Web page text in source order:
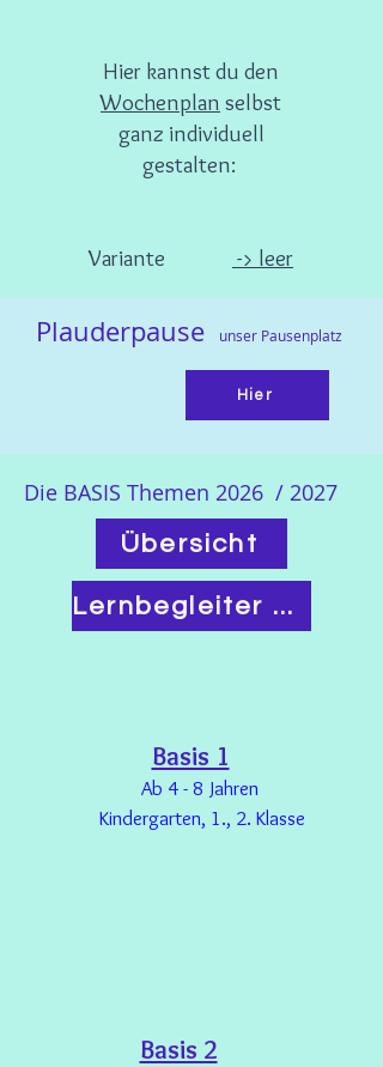
Hier kannst du den
Wochenplan selbst
ganz individuell
gestalten:
Variante -> leer
Plauderpause unser Pausenplatz
Hier
Die BASIS Themen 2026 / 2027
Übersicht
Lernbegleiter Basis / NMG / Sachkunde
Basis 1
Ab 4 - 8 Jahren
Kindergarten, 1., 2. Klasse
Basis 2